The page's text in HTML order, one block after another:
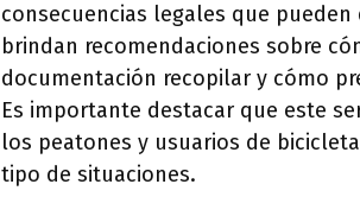
consecuencias legales que
brindan recomendaciones sobre
documentación recopilar y cómo
Es importante destacar que este
los peatones y usuarios de
tipo de situaciones.